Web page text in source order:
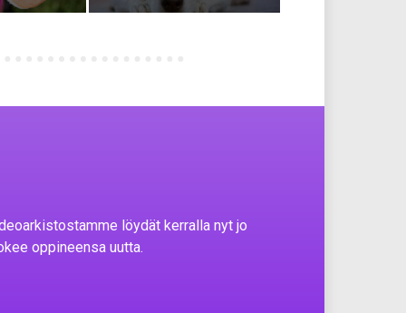
löydät kerralla nyt jo
oppineensa uutta.